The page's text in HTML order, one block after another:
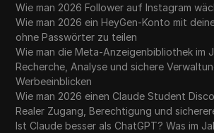
Wie man 2026 Follower auf Instagram
Wie man 2026 ein HeyGen-Konto mit
ohne Passwörter zu teilen
Wie man die Meta-Anzeigenbibliothek im
Recherche, Analyse und sichere
Werbeeinblicken
Wie man 2026 einen Claude Student
Realer Zugang, Berechtigung und
Ist Claude besser als ChatGPT? Was im